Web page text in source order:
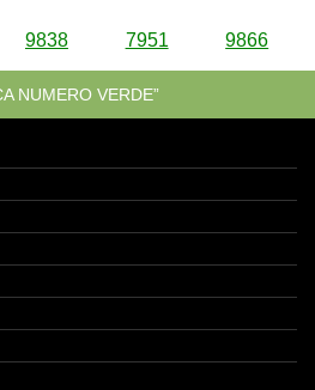
9838 7951 9866
NUMERO VERDE”